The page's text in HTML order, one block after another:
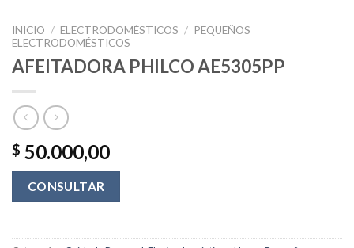
INICIO / ELECTRODOMÉSTICOS / PEQUEÑOS
ELECTRODOMÉSTICOS
AFEITADORA PHILCO AE5305PP
$ 50.000,00
CONSULTAR